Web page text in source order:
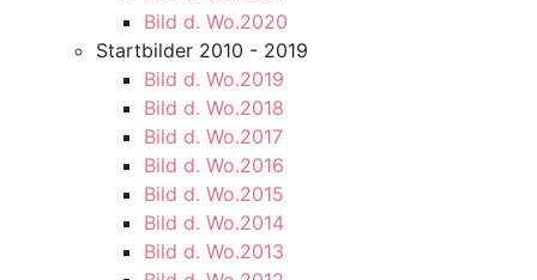
Bild d. Wo.2020
Startbilder 2010 - 2019
Bild d. Wo.2019
Bild d. Wo.2018
Bild d. Wo.2017
Bild d. Wo.2016
Bild d. Wo.2015
Bild d. Wo.2014
Bild d. Wo.2013